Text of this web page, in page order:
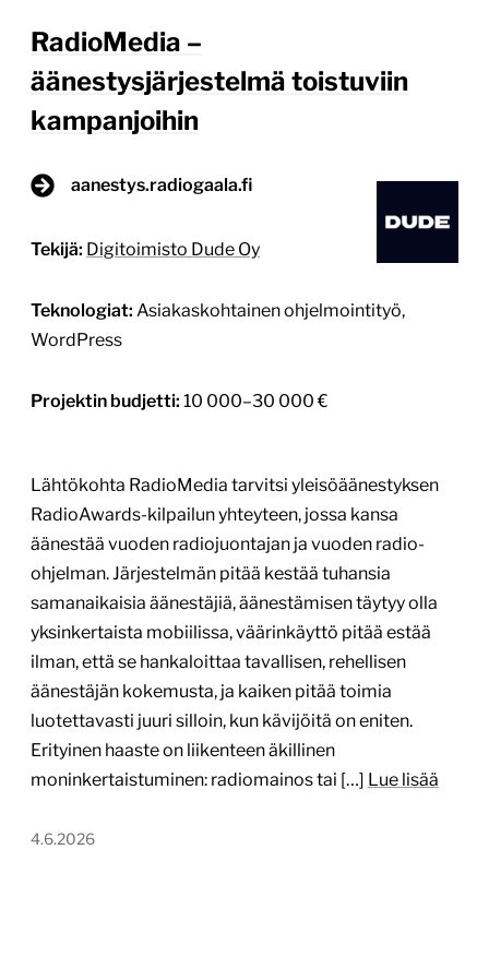
RadioMedia –
äänestysjärjestelmä toistuviin
kampanjoihin
aanestys.radiogaala.fi
Tekijä: Digitoimisto Dude Oy
Teknologiat: Asiakaskohtainen ohjelmointityö,
WordPress
Projektin budjetti: 10 000–30 000 €
Lähtökohta RadioMedia tarvitsi yleisöäänestyksen
RadioAwards-kilpailun yhteyteen, jossa kansa
äänestää vuoden radiojuontajan ja vuoden radio-
ohjelman. Järjestelmän pitää kestää tuhansia
samanaikaisia äänestäjiä, äänestämisen täytyy olla
yksinkertaista mobiilissa, väärinkäyttö pitää estää
ilman, että se hankaloittaa tavallisen, rehellisen
äänestäjän kokemusta, ja kaiken pitää toimia
luotettavasti juuri silloin, kun kävijöitä on eniten.
Erityinen haaste on liikenteen äkillinen
moninkertaistuminen: radiomainos tai […] Lue lisää
4.6.2026